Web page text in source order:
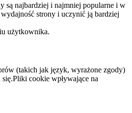
są najbardziej i najmniej popularne i w
strony i uczynić ją bardziej
użytkownika.
(takich jak język, wyrażone zgody)
cookie wpływające na